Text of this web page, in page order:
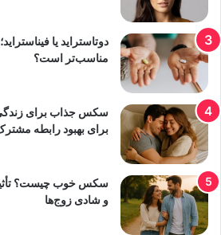
دوتاستراید یا
مناسب‌تر است؟
برای بهبود رابطه
سکس خوب چیست؟
و شادی زوج‌ها